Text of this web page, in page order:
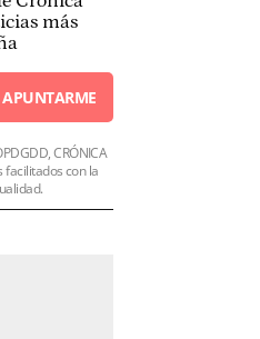
más
APUNTARME
CRÓNICA
facilitados con la